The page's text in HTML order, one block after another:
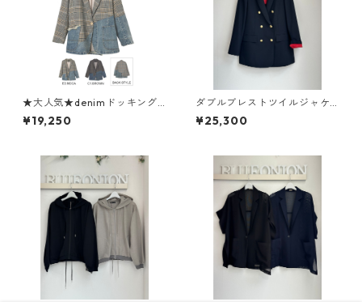
★大人気★denimドッキングc
heckテーラードjacket MRB 1
07 JAC micalle micalle
¥19,250
ダブルブレストツイルジャケ
ット 636422 PASSIONE
¥25,300